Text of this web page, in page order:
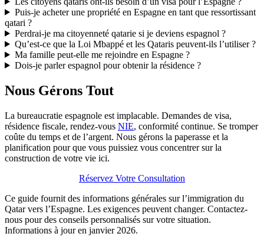
Puis-je acheter une propriété en Espagne en tant que ressortissant
qatari ?
Perdrai-je ma citoyenneté qatarie si je deviens espagnol ?
Qu’est-ce que la Loi Mbappé et les Qataris peuvent-ils l’utiliser ?
Ma famille peut-elle me rejoindre en Espagne ?
Dois-je parler espagnol pour obtenir la résidence ?
Nous Gérons Tout
La bureaucratie espagnole est implacable. Demandes de visa,
résidence fiscale, rendez-vous NIE, conformité continue. Se tromper
coûte du temps et de l’argent. Nous gérons la paperasse et la
planification pour que vous puissiez vous concentrer sur la
construction de votre vie ici.
Réservez Votre Consultation
Ce guide fournit des informations générales sur l’immigration du
Qatar vers l’Espagne. Les exigences peuvent changer. Contactez-
nous pour des conseils personnalisés sur votre situation.
Informations à jour en janvier 2026.